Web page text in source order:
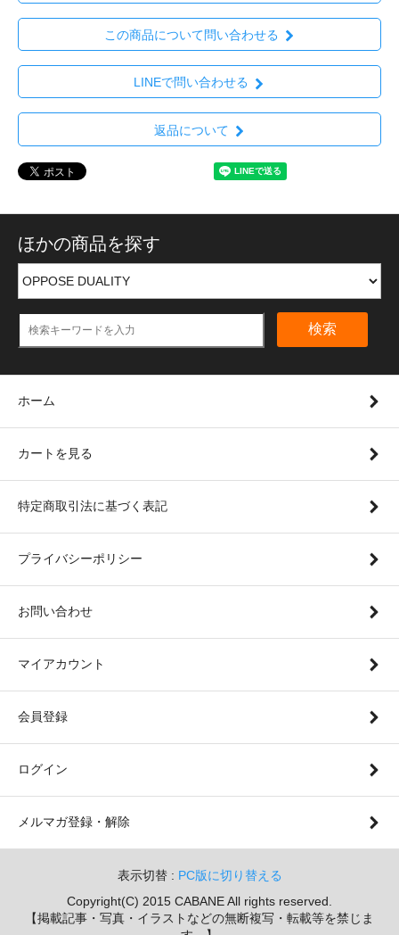
この商品について問い合わせる
LINEで問い合わせる
返品について
ほかの商品を探す
検索
ホーム
カートを見る
特定商取引法に基づく表記
プライバシーポリシー
お問い合わせ
マイアカウント
会員登録
ログイン
メルマガ登録・解除
表示切替 : PC版に切り替える
Copyright(C) 2015 CABANE All rights reserved.
【掲載記事・写真・イラストなどの無断複写・転載等を禁じま